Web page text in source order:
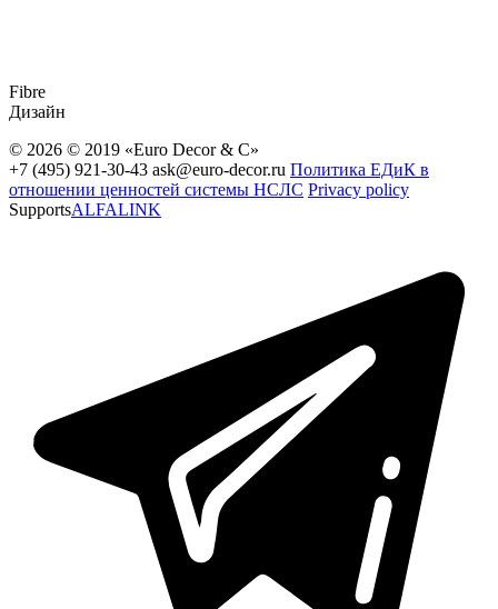
Fibre
Дизайн
© 2026 © 2019 «Euro Decor & C»
+7 (495) 921-30-43 ask@euro-decor.ru Политика ЕДиК в
отношении ценностей системы НСЛС Privacy policy
SupportsALFALINK